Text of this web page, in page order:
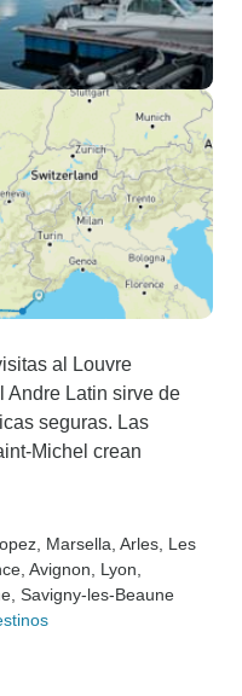
al Louvre
Andre Latin sirve de
seguras. Las
Michel crean
, Marsella , Arles , Les
, Avignon , Lyon
, Savigny-les-Beaune